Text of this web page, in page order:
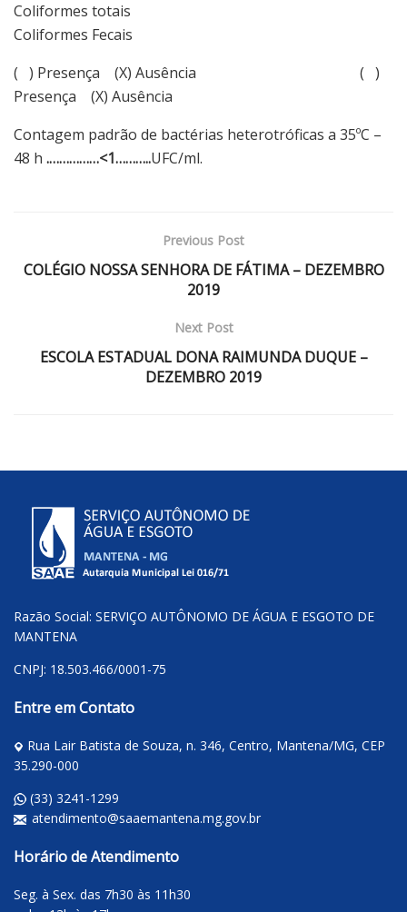
Coliformes totais
Coliformes Fecais
( ) Presença (X) Ausência ( )
Presença (X) Ausência
Contagem padrão de bactérias heterotróficas a 35ºC –
48 h .……………<1………..UFC/ml.
Previous Post
COLÉGIO NOSSA SENHORA DE FÁTIMA – DEZEMBRO
2019
Next Post
ESCOLA ESTADUAL DONA RAIMUNDA DUQUE –
DEZEMBRO 2019
Razão Social: SERVIÇO AUTÔNOMO DE ÁGUA E ESGOTO DE
MANTENA
CNPJ: 18.503.466/0001-75
Entre em Contato
Rua Lair Batista de Souza, n. 346, Centro, Mantena/MG, CEP
35.290-000
(33) 3241-1299
atendimento@saaemantena.mg.gov.br
Horário de Atendimento
Seg. à Sex. das 7h30 às 11h30